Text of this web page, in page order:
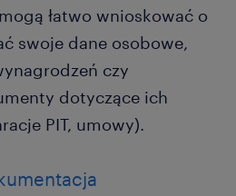
łatwo wnioskować o
swoje dane osobowe,
czy
dotyczące ich
PIT, umowy).